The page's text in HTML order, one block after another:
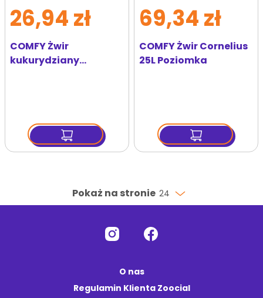
COMFY Żwir
kukurydziany
26,94 zł
COMFY Żwir Cornelius
25L Poziomka
69,34 zł
Pokaż na stronie 24
O nas
Regulamin Klienta Zoocial